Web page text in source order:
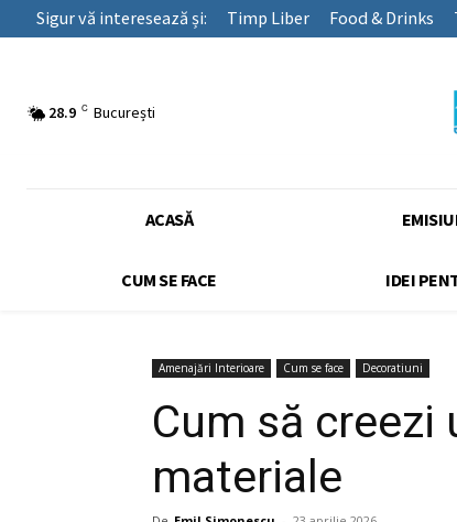
Sigur vă interesează și: Timp Liber Food & Drinks
28.9 C București
ACASĂ
CUM SE FACE IDEI
Amenajări Interioare Cum se face Decoratiuni
Cum să
materiale